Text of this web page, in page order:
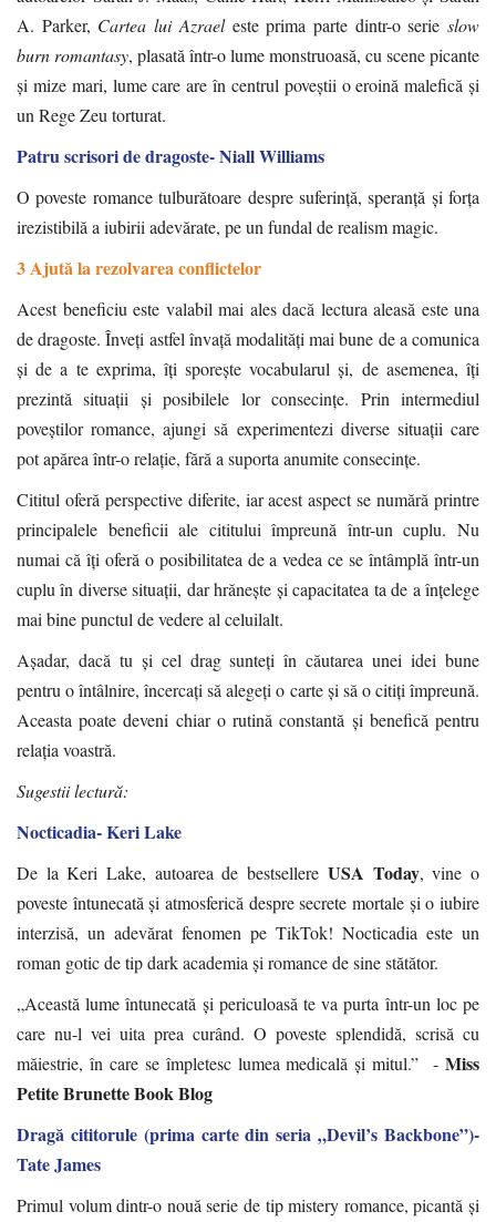
A. Parker, Cartea lui Azraeleste prima parte dintr-o serieslow
burn romantasy, plasată într-o lume monstruoasă, cu scene picante
și mize mari, lume care are în centrul poveștii o eroină malefică și
un Rege Zeu torturat.
Patru scrisori de dragoste- Niall Williams
O poveste romance tulburătoare despre suferință, speranță și forța
irezistibilă a iubirii adevărate, pe un fundal de realism magic.
3 Ajută la rezolvarea conflictelor
Acest beneficiu este valabil mai ales dacă lectura aleasă este una
de dragoste. Înveți astfel învață modalități mai bune de a comunica
și de a te exprima, îți sporește vocabularul și, de asemenea, îți
prezintă situații și posibilele lor consecințe. Prin intermediul
poveștilor romance, ajungi să experimentezi diverse situații care
pot apărea într-o relație, fără a suporta anumite consecințe.
Cititul oferă perspective diferite, iar acest aspect se numără printre
principalele beneficii ale cititului împreună într-un cuplu. Nu
numai că îți oferă o posibilitatea de a vedea ce se întâmplă într-un
cuplu în diverse situații, dar hrănește și capacitatea ta de a înțelege
mai bine punctul de vedere al celuilalt.
Așadar, dacă tu și cel drag sunteți în căutarea unei idei bune
pentru o întâlnire, încercați să alegeți o carte și să o citiți împreună.
Aceasta poate deveni chiar o rutină constantă și benefică pentru
relația voastră.
Sugestii lectură:
Nocticadia- Keri Lake
De la Keri Lake, autoarea de bestsellere USA Today, vine o
poveste întunecată și atmosferică despre secrete mortale și o iubire
interzisă, un adevărat fenomen pe TikTok! Nocticadia este un
roman gotic de tip dark academia și romance de sine stătător.
„Această lume întunecată și periculoasă te va purta într-un loc pe
care nu-l vei uita prea curând. O poveste splendidă, scrisă cu
măiestrie, în care se împletesc lumea medicală și mitul.” - Miss
Petite Brunette Book Blog
Dragă cititorule (prima carte din seria „Devil’s Backbone”)-
Tate James
Primul volum dintr-o nouă serie de tip mistery romance, picantă și